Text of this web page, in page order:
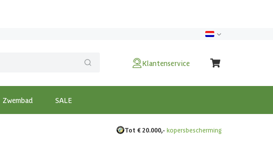
Klantenservice
Zwembad SALE
Tot € 20.000,- kopersbescherming